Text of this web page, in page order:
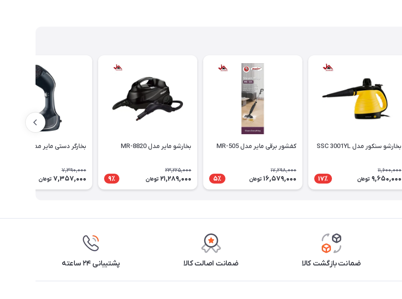
بخارشو سنکور مدل SSC 3001YL
11,600,000
9,650,000 تومان 17٪
کفشور برقی مایر مدل MR-505
17,298,000
16,579,000 تومان 5٪
بخارشو مایر مدل MR-8820
23,225,000
21,289,000 تومان 9٪
بخارگر دستی مایر مدل MR-804
7,390,000
7,357,000 تومان
ضمانت بازگشت کالا ضمانت اصالت کالا پشتیبانی ۲۴ ساعته